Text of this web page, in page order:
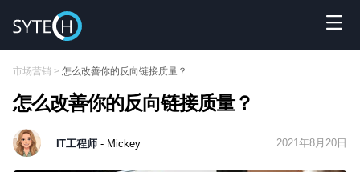
市场营销 > 怎么改善你的反向链接质量？
怎么改善你的反向链接质量？
IT工程师 - Mickey 2021年8月20日